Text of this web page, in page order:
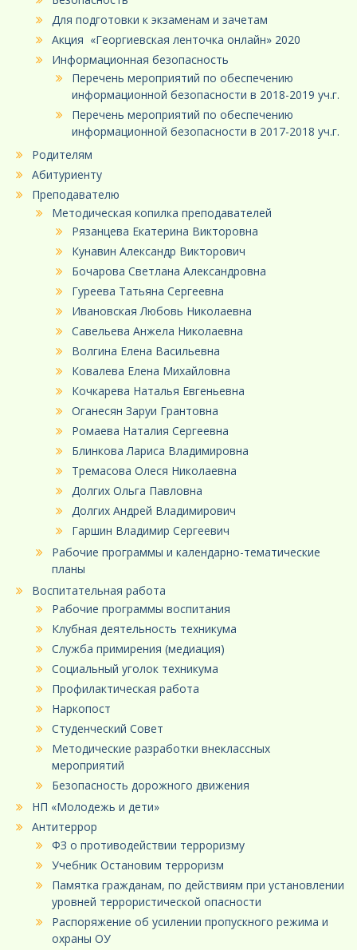
Для подготовки к экзаменам и зачетам
Акция «Георгиевская ленточка онлайн» 2020
Информационная безопасность
Перечень мероприятий по обеспечению
информационной безопасности в 2018-2019 уч.г.
Перечень мероприятий по обеспечению
информационной безопасности в 2017-2018 уч.г.
Родителям
Абитуриенту
Преподавателю
Методическая копилка преподавателей
Рязанцева Екатерина Викторовна
Кунавин Александр Викторович
Бочарова Светлана Александровна
Гуреева Татьяна Сергеевна
Ивановская Любовь Николаевна
Савельева Анжела Николаевна
Волгина Елена Васильевна
Ковалева Елена Михайловна
Кочкарева Наталья Евгеньевна
Оганесян Заруи Грантовна
Ромаева Наталия Сергеевна
Блинкова Лариса Владимировна
Тремасова Олеся Николаевна
Долгих Ольга Павловна
Долгих Андрей Владимирович
Гаршин Владимир Сергеевич
Рабочие программы и календарно-тематические
планы
Воспитательная работа
Рабочие программы воспитания
Клубная деятельность техникума
Служба примирения (медиация)
Социальный уголок техникума
Профилактическая работа
Наркопост
Студенческий Совет
Методические разработки внеклассных
мероприятий
Безопасность дорожного движения
НП «Молодежь и дети»
Антитеррор
ФЗ о противодействии терроризму
Учебник Остановим терроризм
Памятка гражданам, по действиям при установлении
уровней террористической опасности
Распоряжение об усилении пропускного режима и
охраны ОУ